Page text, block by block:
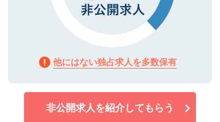
他にはない独占求人を多数保有
非公開求人を紹介してもらう